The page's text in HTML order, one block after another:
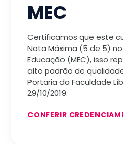
MEC
Certificamos que este
Nota Máxima (5 de 5)
Educação (MEC), isso
alto padrão de
Portaria da Faculdade
29/10/2019.
CONFERIR